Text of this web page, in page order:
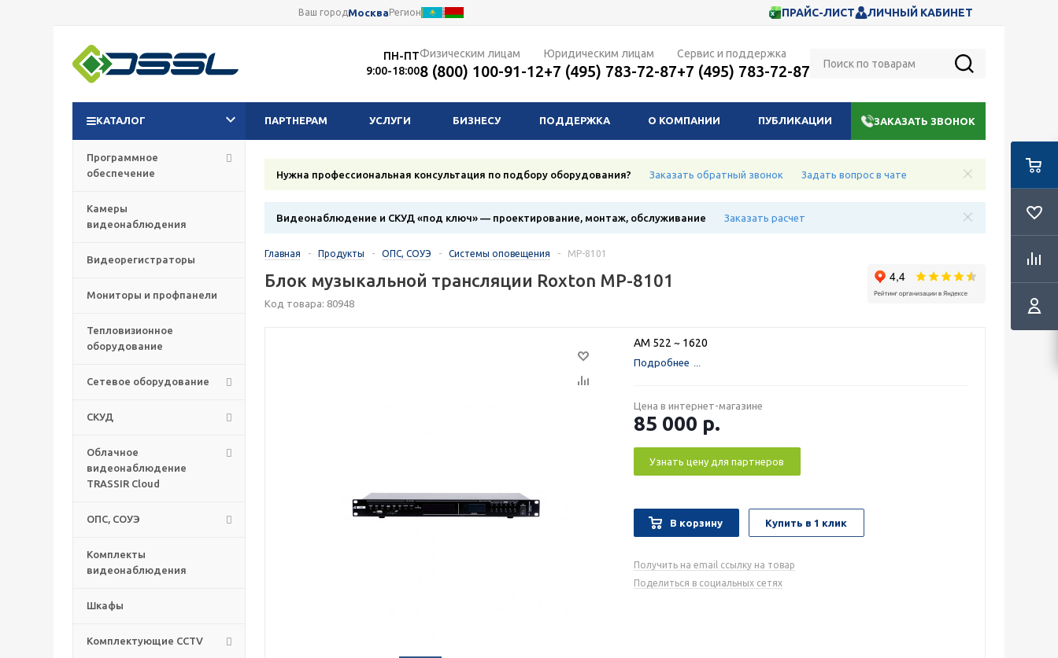
Ваш городМоскваРегион ПРАЙС-ЛИСТ ЛИЧНЫЙ КАБИНЕТ
ПН-ПТ
9:00-18:00
Физическим лицам
8 (800) 100-91-12
Юридическим лицам
+7 (495) 783-72-87
Сервис и поддержка
+7 (495) 783-72-87
КАТАЛОГ ПАРТНЕРАМ УСЛУГИ БИЗНЕСУ ПОДДЕРЖКА О КОМПАНИИ ПУБЛИКАЦИИ ЗАКАЗАТЬ ЗВОНОК
Программное
обеспечение
Камеры
видеонаблюдения
Видеорегистраторы
Мониторы и профпанели
Тепловизионное
оборудование
Сетевое оборудование
СКУД
Облачное
видеонаблюдение
TRASSIR Cloud
ОПС, СОУЭ
Комплекты
видеонаблюдения
Шкафы
Комплектующие CCTV
Нужна профессиональная консультация по подбору оборудования? Заказать обратный звонок Задать вопрос в чате
Видеонаблюдение и СКУД «под ключ» — проектирование, монтаж, обслуживание Заказать расчет
Главная - Продукты - ОПС, СОУЭ - Системы оповещения - MP-8101
Блок музыкальной трансляции Roxton MP-8101
Код товара: 80948
AM 522 ~ 1620
Подробнее
Цена в интернет-магазине
85 000 р.
Узнать цену для партнеров
В корзину Купить в 1 клик
Получить на email ссылку на товар
Поделиться в социальных сетях